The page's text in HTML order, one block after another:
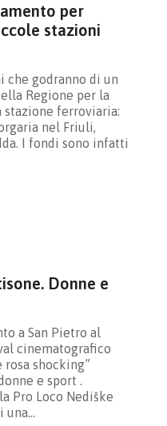
per
stazioni
che godranno di un
Regione per la
ferroviaria:
nel Friuli,
I fondi sono infatti
Donne e
a San Pietro al
cinematografico
rosa shocking”
e sport .
Pro Loco Nediške
una…